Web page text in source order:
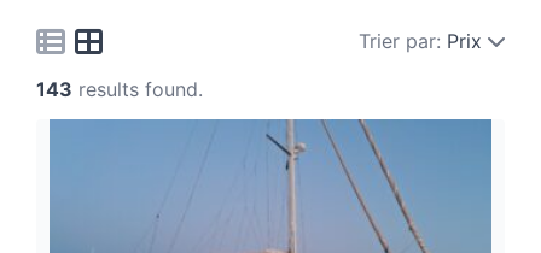
Trier par: Prix
143 results found.